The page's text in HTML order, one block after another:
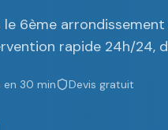
6ème
rapide 24h/24,
en 30 min Devis gratuit